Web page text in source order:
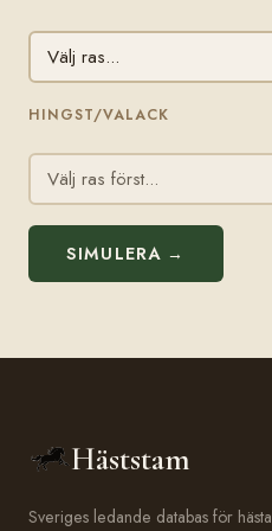
HINGST/VALACK
SIMULERA →
Häststam
Sveriges ledande databas för